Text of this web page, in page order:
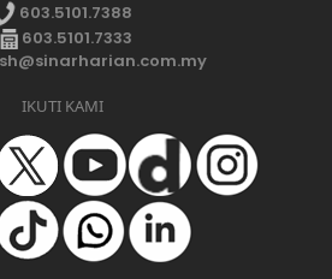
603.5101.7388
603.5101.7333
IKUTI KAMI